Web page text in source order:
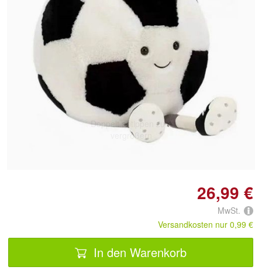
Doppelt antippen zum
vergrößern
26,99 €
MwSt.
Versandkosten nur 0,99 €
In den Warenkorb